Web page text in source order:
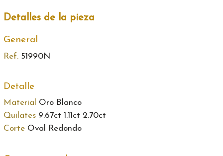
Detalles de la pieza
General
Ref.51990N
Detalle
Material Oro Blanco
Quilates9.67ct 1.11ct 2.70ct
CorteOval Redondo